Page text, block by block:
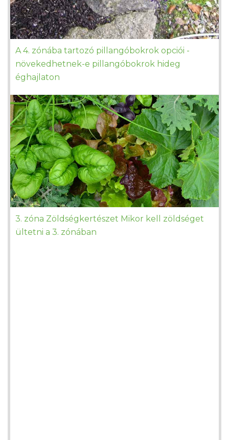
A 4. zónába tartozó pillangóbokrok opciói -
növekedhetnek-e pillangóbokrok hideg
éghajlaton
3. zóna Zöldségkertészet Mikor kell zöldséget
ültetni a 3. zónában